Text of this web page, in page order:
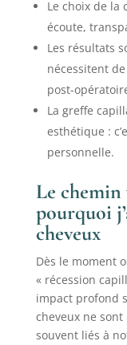
Le choix de
écoute,
Les résultats
nécessitent
post-
La greffe
esthétique :
personnelle.
Le chemin
pourquoi
cheveux
Dès le moment
« récession
impact profond
cheveux ne sont
souvent liés à